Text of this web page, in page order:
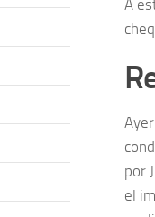
A
por
el